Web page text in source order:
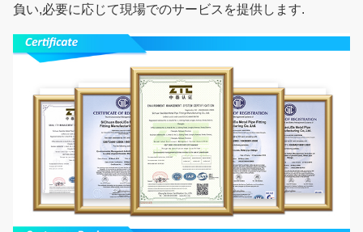
負い,必要に応じて現場でのサービスを提供します.